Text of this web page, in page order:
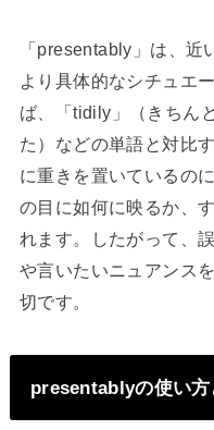
「presentably」は、近
より具体的なシチュエ
ば、「tidily」（きちん
た）などの単語と対比
に重きを置いているの
の目に如何に映るか、
れます。したがって、
や言いたいニュアンス
切です。
presentablyの使い方